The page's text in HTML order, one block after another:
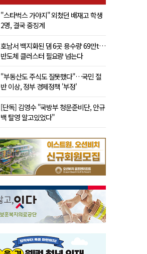
"스타벅스 가야지" 외쳤던 배재고 학생
2명, 결국 중징계
호남서 백지화된 댐 6곳 용수량 69만t…
반도체 클러스터 필요량 넘는다
"부동산도 주식도 잘못했다"…국민 절
반 이상, 정부 경제정책 '부정'
[단독] 김영수 "국방부 청문준비단, 안규
백 탈영 알고있었다"